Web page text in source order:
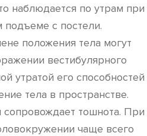
наблюдается по утрам при
с постели.
положения тела могут
вестибулярного
утратой его способностей
тела в пространстве.
тошнота. При
чаще всего